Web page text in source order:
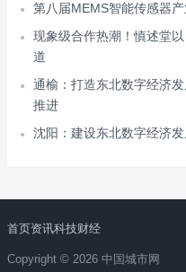
第八届MEMS智能传感器
现象级合作热潮！慎述堂
道
通榆：打造东北数字经济
推进
沈阳：建设东北数字经济
首页资讯科技财经
Copyright © 2026 中国城市网